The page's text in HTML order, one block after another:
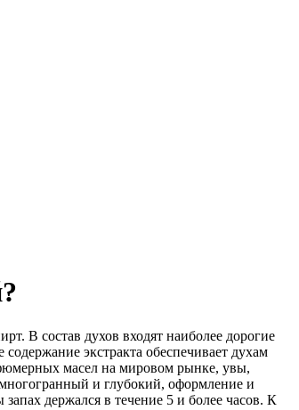
В состав духов входят наиболее дорогие
экстракта обеспечивает духам
масел на мировом рынке, увы,
и глубокий, оформление и
держался в течение 5 и более часов. К